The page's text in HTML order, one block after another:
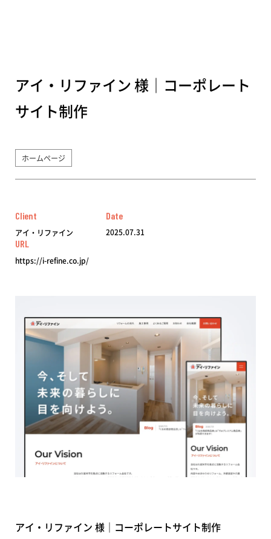
アイ・リファイン 様｜コーポレート
サイト制作
ホームページ
Client
アイ・リファイン
Date
2025.07.31
URL
https://i-refine.co.jp/
アイ・リファイン 様｜コーポレートサイト制作